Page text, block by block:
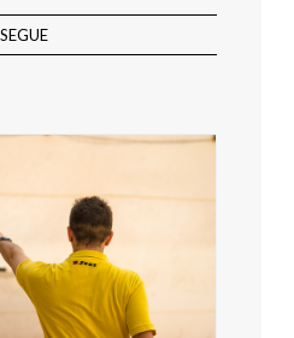
SEGUE